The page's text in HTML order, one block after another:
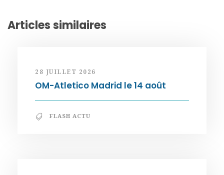
Articles similaires
28 JUILLET 2026
OM-Atletico Madrid le 14 août
FLASH ACTU